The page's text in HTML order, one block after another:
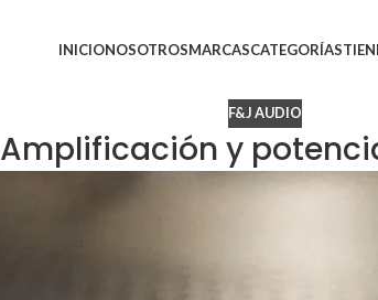
INICIONOSOTROSMARCASCATEGORÍAS
F&J AUDIO
Amplificación y